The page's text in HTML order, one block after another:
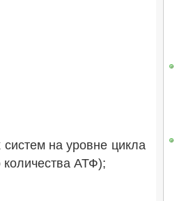
на уровне цикла
количества АТФ);